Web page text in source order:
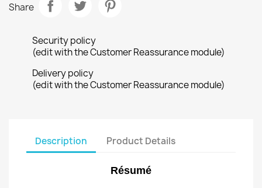
Share
Security policy
(edit with the Customer Reassurance module)
Delivery policy
(edit with the Customer Reassurance module)
Description Product Details
Résumé